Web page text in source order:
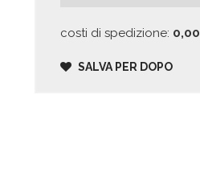
costi di spedizione: 0,00
SALVA PER DOPO